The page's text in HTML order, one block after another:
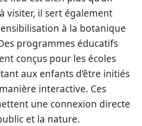
visiter, il sert également
à la botanique
programmes éducatifs
conçus pour les écoles
aux enfants d’être initiés
interactive. Ces
une connexion directe
et la nature.